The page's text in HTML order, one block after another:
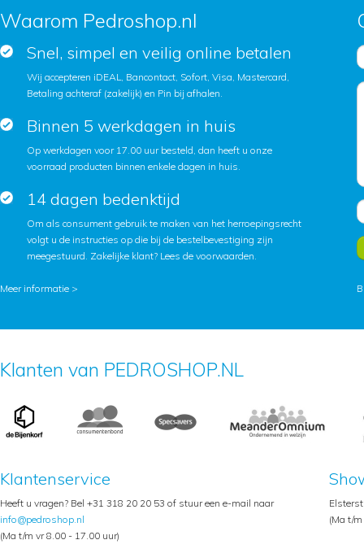
Waarom Pedroshop.nl
Snel, simpel en veilig online betalen
Wij accepteren iDEAL, Bancontact, Sofort, Visa, Mastercard,
Betaling achteraf (zakelijk) en Pin bij afhalen.
Binnen 5 werkdagen in huis
Op werkdagen voor 17.00 uur besteld, dan heeft u onze
voorraad producten binnen enkele dagen in huis.
14 dagen bedenktijd
Om als consument gebruik te maken van het herroepingsrecht
volgt u de instructies op die bij de bestelbevestiging zijn
meegestuurd. Zakelijke klant? Lees de voorwaarden.
Meer informatie >
Klanten van PEDROSHOP.NL
Klantenservice
Heeft u vragen? Bel +31 318 20 20 53 of stuur een e-mail naar
info@pedroshop.nl
(Ma t/m vr 8.00 - 17.00 uur)
(Ma t/